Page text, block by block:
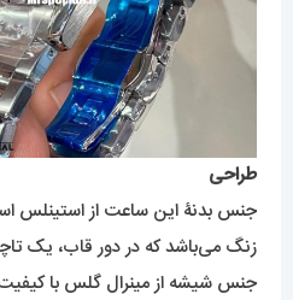
طراحی
جنس بدنۀ این ساعت از
زنگ می‌باشد که در دور قاب، یک
جنس شیشه از مینرال گلس با کیفیت